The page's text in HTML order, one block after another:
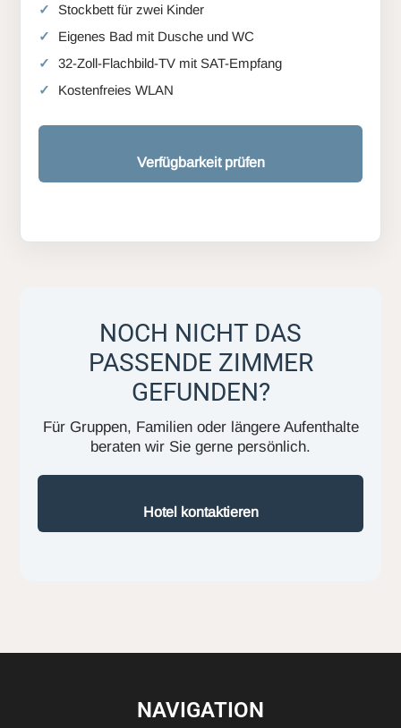
Stockbett für zwei Kinder
Eigenes Bad mit Dusche und WC
32-Zoll-Flachbild-TV mit SAT-Empfang
Kostenfreies WLAN
Verfügbarkeit prüfen
NOCH NICHT DAS
PASSENDE ZIMMER
GEFUNDEN?
Für Gruppen, Familien oder längere Aufenthalte
beraten wir Sie gerne persönlich.
Hotel kontaktieren
NAVIGATION